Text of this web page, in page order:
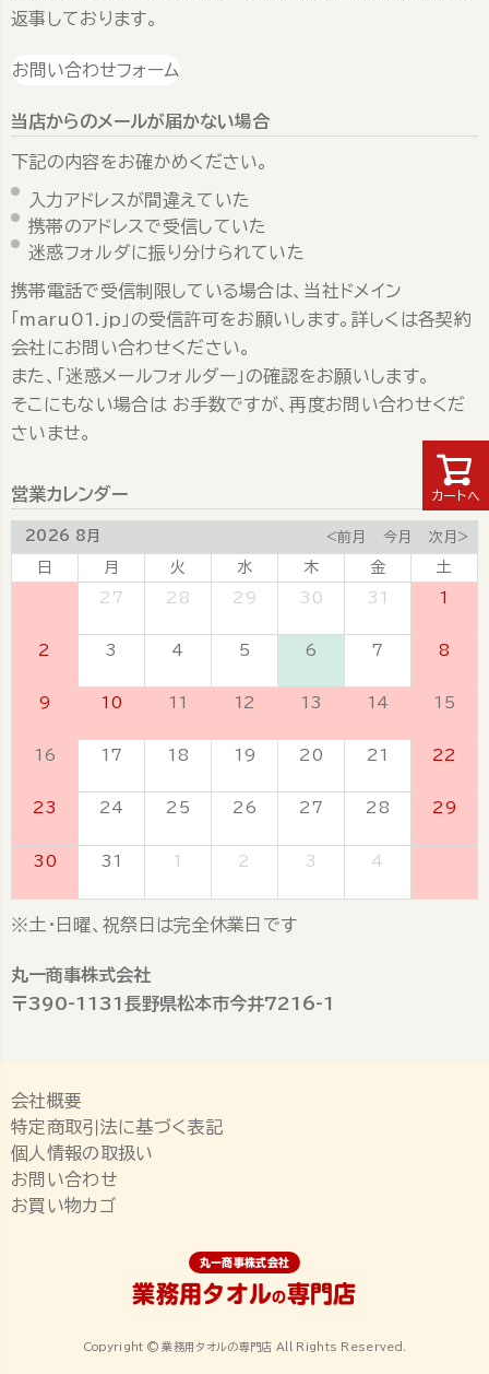
カートへ
返事しております。
お問い合わせフォーム
当店からのメールが届かない場合
下記の内容をお確かめください。
入力アドレスが間違えていた
携帯のアドレスで受信していた
迷惑フォルダに振り分けられていた
携帯電話で受信制限している場合は、当社ドメイン
「maru01.jp」の受信許可をお願いします。詳しくは各契約
会社にお問い合わせください。
また、「迷惑メールフォルダー」の確認をお願いします。
そこにもない場合は お手数ですが、再度お問い合わせくだ
さいませ。
営業カレンダー
2026 8月 <前月 今月 次月>
日 月 火 水 木 金
土
27 28 29 30 31 1
2 3 4 5 6 7 8
9 10 11 12 13 14 15
16 17 18 19 20 21 22
23 24 25 26 27 28 29
30 31 1 2 3 4
※土・日曜、祝祭日は完全休業日です
丸一商事株式会社
〒390-1131長野県松本市今井7216-1
会社概要
特定商取引法に基づく表記
個人情報の取扱い
お問い合わせ
お買い物カゴ
丸一商事株式会社
業務用タオルの専門店
Copyright © 業務用タオルの専門店 All Rights Reserved.